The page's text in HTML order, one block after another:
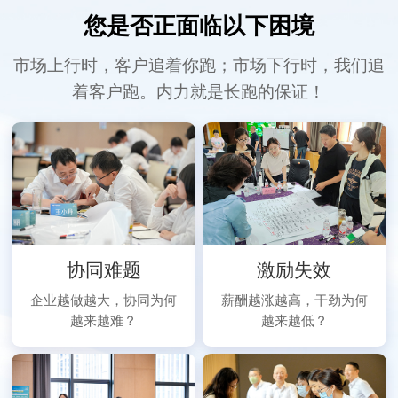
您是否正面临以下困境
市场上行时，客户追着你跑；市场下行时，我们追
着客户跑。内力就是长跑的保证！
协同难题
企业越做越大，协同为何
越来越难？
激励失效
薪酬越涨越高，干劲为何
越来越低？